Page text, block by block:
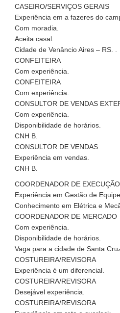
CASEIRO/SERVIÇOS GERAIS
Experiência em a fazeres do
Com moradia.
Aceita casal.
Cidade de Venâncio Aires – RS. .
CONFEITEIRA
Com experiência.
CONFEITEIRA
Com experiência.
CONSULTOR DE VENDAS
Com experiência.
Disponibilidade de horários.
CNH B.
CONSULTOR DE VENDAS
Experiência em vendas.
CNH B.
COORDENADOR DE EXECUÇÃO
Experiência em Gestão de
Conhecimento em Elétrica e
COORDENADOR DE MERCADO
Com experiência.
Disponibilidade de horários.
Vaga para a cidade de Santa
COSTUREIRA/REVISORA
Experiência é um diferencial.
COSTUREIRA/REVISORA
Desejável experiência.
COSTUREIRA/REVISORA